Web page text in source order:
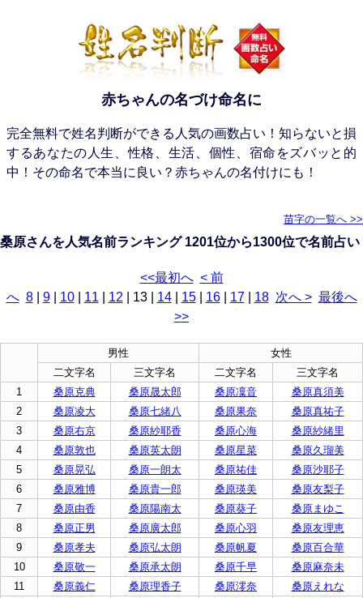
赤ちゃんの名づけ命名に
完全無料で姓名判断ができる人気の画数占い！知らないと損
するあなたの人生、性格、生活、個性、宿命をズバッと的
中！その命名で本当に良い？赤ちゃんの名付けにも！
苗字の一覧へ >>
桑原さんを人気名前ランキング 1201位から1300位で名前占い
<<最初へ < 前
へ 8| 9| 10| 11 12 13| 14| 15| 16| 17 18 次へ > 最後へ
>>
男性
女性
二文字名
三文字名 二文字名
三文字名
1
桑原克典 桑原晟太郎 桑原凜音
桑原真須美
2
桑原凌大 桑原七緒八 桑原果奈
桑原真祐子
3
桑原右京 桑原紗耶香 桑原心海
桑原紗緒里
4
桑原敦也 桑原英太朗 桑原星菜
桑原久瑠美
5
桑原晃弘 桑原一朗太 桑原祐佳
桑原沙耶子
6
桑原雅博 桑原貴一郎 桑原瑛美
桑原友梨子
7
桑原由香 桑原陽南太 桑原葵子
桑原まゆこ
8
桑原正男 桑原廣太郎 桑原心羽
桑原友理恵
9
桑原孝夫 桑原弘太朗 桑原帆夏
桑原百合華
10
桑原敬一 桑原承太朗 桑原千早
桑原麻奈未
11
桑原義仁 桑原理香子 桑原澪奈
桑原えれな